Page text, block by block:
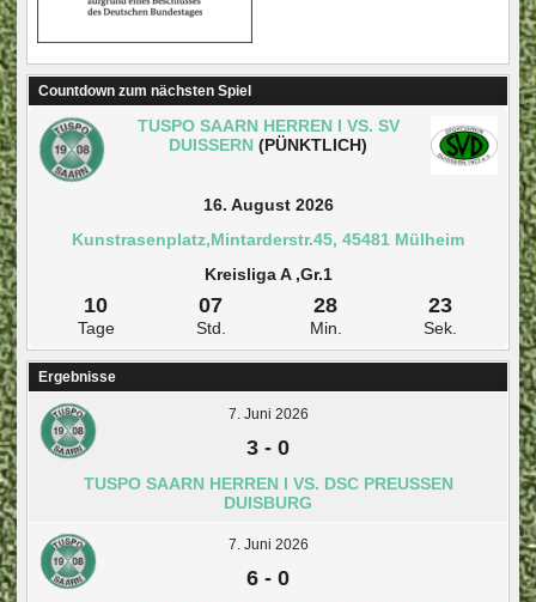
Countdown zum nächsten Spiel
TUSPO SAARN HERREN I VS. SV
DUISSERN (PÜNKTLICH)
16. August 2026
Kunstrasenplatz,Mintarderstr.45, 45481 Mülheim
Kreisliga A ,Gr.1
10
Tage
07
Std.
28
Min.
22
Sek.
Ergebnisse
7. Juni 2026
3 - 0
TUSPO SAARN HERREN I VS. DSC PREUSSEN D
UISBURG
7. Juni 2026
6 - 0